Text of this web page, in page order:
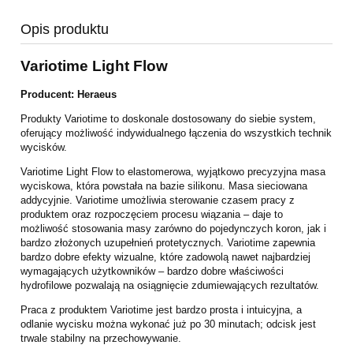
Opis produktu
Variotime Light Flow
Producent: Heraeus
Produkty Variotime to doskonale dostosowany do siebie system,
oferujący możliwość indywidualnego łączenia do wszystkich technik
wycisków.
Variotime Light Flow to elastomerowa, wyjątkowo precyzyjna masa
wyciskowa, która powstała na bazie silikonu. Masa sieciowana
addycyjnie. Variotime umożliwia sterowanie czasem pracy z
produktem oraz rozpoczęciem procesu wiązania – daje to
możliwość stosowania masy zarówno do pojedynczych koron, jak i
bardzo złożonych uzupełnień protetycznych. Variotime zapewnia
bardzo dobre efekty wizualne, które zadowolą nawet najbardziej
wymagających użytkowników – bardzo dobre właściwości
hydrofilowe pozwalają na osiągnięcie zdumiewających rezultatów.
Praca z produktem Variotime jest bardzo prosta i intuicyjna, a
odlanie wycisku można wykonać już po 30 minutach; odcisk jest
trwale stabilny na przechowywanie.